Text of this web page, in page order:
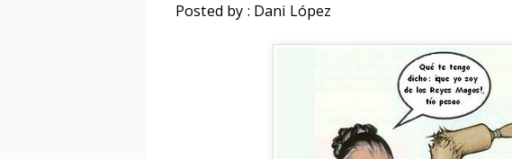
Posted by : Dani López